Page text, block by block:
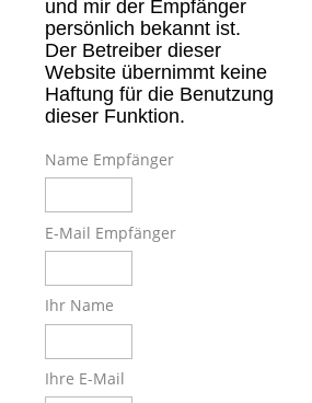
und mir der Empfänger
persönlich bekannt ist.
Der Betreiber dieser
Website übernimmt keine
Haftung für die Benutzung
dieser Funktion.
Name Empfänger
E-Mail Empfänger
Ihr Name
Ihre E-Mail